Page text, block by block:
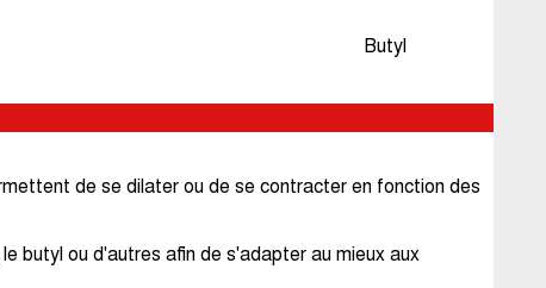
Butyl
de se dilater ou de se contracter en fonction des
butyl ou d'autres afin de s'adapter au mieux aux